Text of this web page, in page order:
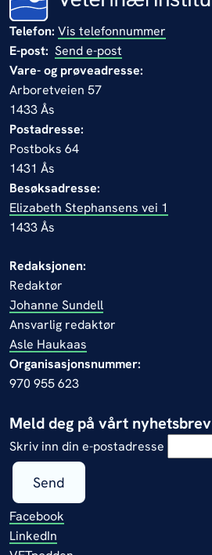
Telefon: Vis telefonnummer
E-post: Send e-post
Vare- og prøveadresse:
Arboretveien 57
1433 Ås
Postadresse:
Postboks 64
1431 Ås
Besøksadresse:
Elizabeth Stephansens vei 1
1433 Ås
Redaksjonen:
Redaktør
Johanne Sundell
Ansvarlig redaktør
Asle Haukaas
Organisasjonsnummer:
970 955 623
Meld deg på vårt nyhetsbrev
Skriv inn din e-postadresse
Send
Facebook
LinkedIn